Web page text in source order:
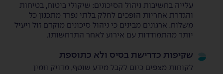
עלייה בחשיבות ניהול הסיכונים: שיקולי ביטוח, בטיחות
והגדרת אחריות הופכים לחלק בלתי נפרד מתכנון כל
משלוח. ארגונים מבינים כי ניהול סיכונים מוקדם זול ויעיל
יותר מהתמודדות עם אירוע לאחר התרחשותו.
שקיפות כדרישת בסיס ולא כתוספת
לקוחות מצפים כיום לקבל מידע שוטף, מדויק וזמין